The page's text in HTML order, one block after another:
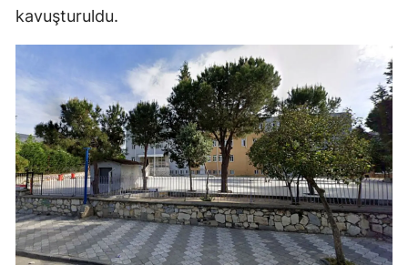
kavuşturuldu.